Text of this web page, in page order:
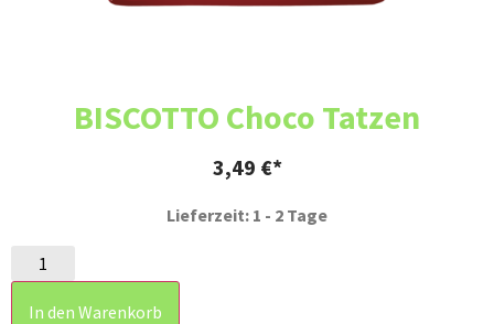
BISCOTTO Choco Tatzen
3,49 €
Lieferzeit: 1 - 2 Tage
In den Warenkorb